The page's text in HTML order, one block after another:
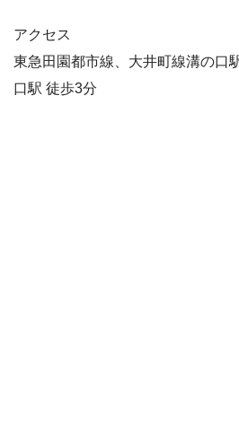
アクセス
東急田園都市線、大井町線溝の口
口駅 徒歩3分